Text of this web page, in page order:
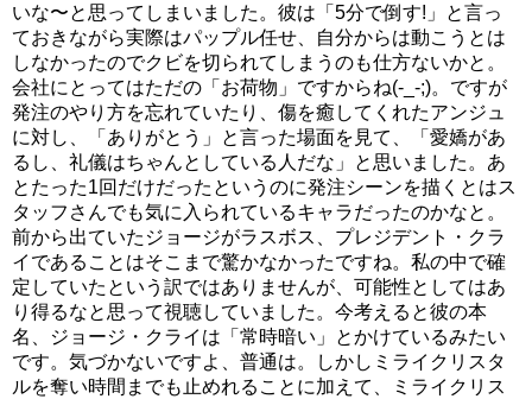
いな〜と思ってしまいました。彼は「5分で倒す!」と言っ
ておきながら実際はパップル任せ、自分からは動こうとは
しなかったのでクビを切られてしまうのも仕方ないかと。
会社にとってはただの「お荷物」ですからね(-_-;)。ですが
発注のやり方を忘れていたり、傷を癒してくれたアンジュ
に対し、「ありがとう」と言った場面を見て、「愛嬌があ
るし、礼儀はちゃんとしている人だな」と思いました。あ
とたった1回だけだったというのに発注シーンを描くとはス
タッフさんでも気に入られているキャラだったのかなと。
前から出ていたジョージがラスボス、プレジデント・クラ
イであることはそこまで驚かなかったですね。私の中で確
定していたという訳ではありませんが、可能性としてはあ
り得るなと思って視聴していました。今考えると彼の本
名、ジョージ・クライは「常時暗い」とかけているみたい
です。気づかないですよ、普通は。しかしミライクリスタ
ルを奪い時間までも止めれることに加えて、ミライクリス